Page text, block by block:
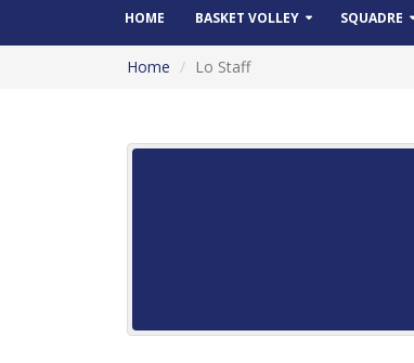
HOME BASKET VOLLEY SQUADRE
Home Lo Staff